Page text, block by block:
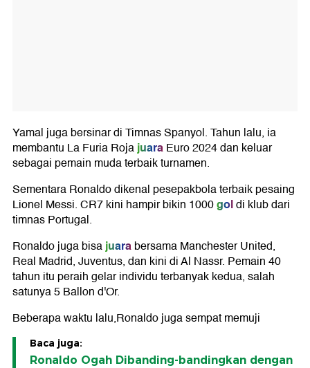
Yamal juga bersinar di Timnas Spanyol. Tahun lalu, ia
membantu La Furia RojajuaraEuro 2024 dan keluar
sebagai pemain muda terbaik turnamen.
Sementara Ronaldo dikenal pesepakbola terbaik pesaing
Lionel Messi. CR7 kini hampir bikin 1000goldi klub dari
timnas Portugal.
Ronaldo juga bisajuarabersama Manchester United,
Real Madrid, Juventus, dan kini di Al Nassr. Pemain 40
tahun itu peraih gelar individu terbanyak kedua, salah
satunya 5 Ballon d'Or.
Beberapa waktu lalu,Ronaldo juga sempat memuji
Baca juga:
Ronaldo Ogah Dibanding-bandingkan dengan